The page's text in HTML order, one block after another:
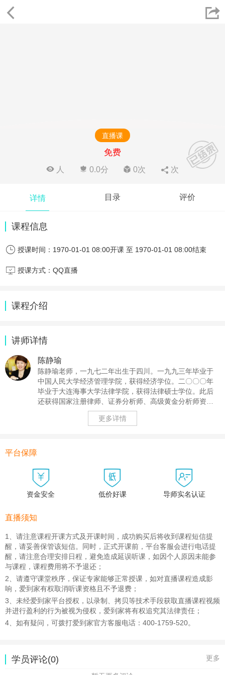
 
直播课 
免费
 人  0.0分  0次  次
详情 目录 评价
课程信息
 授课时间： 1970-01-01 08:00开课 至 1970-01-01 08:00结束
 授课方式：QQ直播
课程介绍
讲师详情
陈静瑜
陈静瑜老师，一九七二年出生于四川。一九九三年毕业于
中国人民大学经济管理学院，获得经济学位。二〇〇〇年
毕业于大连海事大学法律学院，获得法律硕士学位。此后
还获得国家注册律师、证券分析师、高级黄金分析师资
格。老师早年从事金融行业。 静瑜老师自二〇〇三年接
触中华传统文化，自二〇〇八年开始，静瑜老师立志弘扬
在各地论坛上刊登学习心得体会。老师传统文化的修学侧
重在女德方面，并在二〇一〇年香港首届“亚洲精神启迪企
业家论坛”上，作了女德报告，出版《齐家治国 女德為要》
更多详情
平台保障

资金安全

低价好课

导师实名认证
直播须知
1、请注意课程开课方式及开课时间，成功购买后将收到课程短信提
醒，请妥善保管该短信。同时，正式开课前，平台客服会进行电话提
醒，请注意合理安排日程，避免造成延误听课，如因个人原因未能参
与课程，课程费用将不予退还；
2、请遵守课堂秩序，保证专家能够正常授课，如对直播课程造成影
响，爱到家有权取消听课资格且不予退费；
3、未经爱到家平台授权，以录制、拷贝等技术手段获取直播课程视频
并进行盈利的行为被视为侵权，爱到家将有权追究其法律责任；
4、如有疑问，可拨打爱到家官方客服电话：400-1759-520。
学员评论(0) 更多